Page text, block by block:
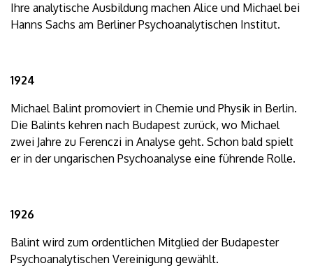
Ihre analytische Ausbildung machen Alice und Michael bei
Hanns Sachs am Berliner Psychoanalytischen Institut.
1924
Michael Balint promoviert in Chemie und Physik in Berlin.
Die Balints kehren nach Budapest zurück, wo Michael
zwei Jahre zu Ferenczi in Analyse geht. Schon bald spielt
er in der ungarischen Psychoanalyse eine führende Rolle.
1926
Balint wird zum ordentlichen Mitglied der Budapester
Psychoanalytischen Vereinigung gewählt.